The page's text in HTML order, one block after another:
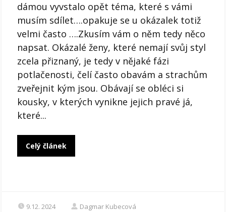
dámou vyvstalo opět téma, které s vámi
musím sdílet….opakuje se u okázalek totiž
velmi často ….Zkusím vám o něm tedy něco
napsat. Okázalé ženy, které nemají svůj styl
zcela přiznaný, je tedy v nějaké fázi
potlačenosti, čelí často obavám a strachům
zveřejnit kým jsou. Obávají se obléci si
kousky, v kterých vynikne jejich pravé já,
které...
Celý článek
9.12. 2024 Dagmar Kubecová